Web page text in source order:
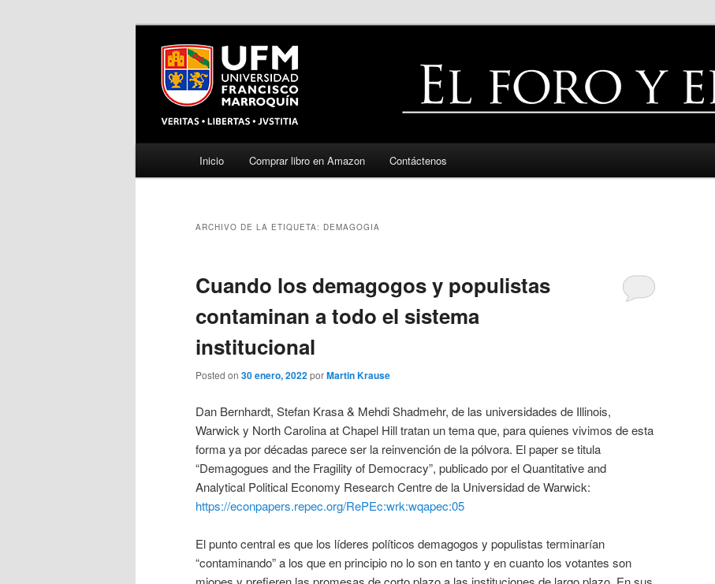
Ir
principal
Ir
secundario
Inicio Comprar libro en Amazon Contáctenos
ARCHIVO DE LA ETIQUETA: DEMAGOGIA
Cuando los demagogos y populistas
contaminan a todo el sistema
institucional
Posted on 30 enero, 2022porMartin Krause
Dan Bernhardt, Stefan Krasa & Mehdi Shadmehr, de las universidades de Illinois,
Warwick y North Carolina at Chapel Hill tratan un tema que, para quienes vivimos de esta
forma ya por décadas parece ser la reinvención de la pólvora. El paper se titula
“Demagogues and the Fragility of Democracy”, publicado por el Quantitative and
Analytical Political Economy Research Centre de la Universidad de Warwick:
https://econpapers.repec.org/RePEc:wrk:wqapec:05
El punto central es que los líderes políticos demagogos y populistas terminarían
“contaminando” a los que en principio no lo son en tanto y en cuanto los votantes son